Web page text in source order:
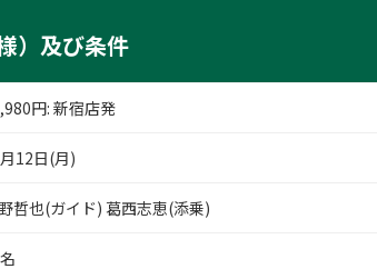
）及び条件
円: 新宿店発
12日(月)
哲也(ガイド) 葛西志恵(添乗)